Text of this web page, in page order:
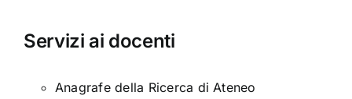
Servizi ai docenti
Anagrafe della Ricerca di Ateneo